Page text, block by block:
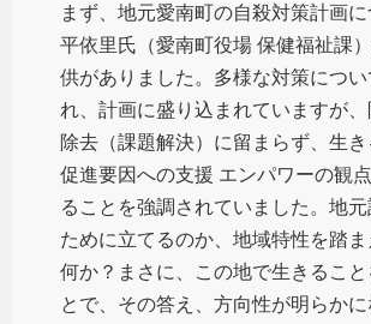
まず、地元愛南町の自殺対策計画
平依里氏（愛南町役場 保健福祉課
供がありました。多様な対策につい
れ、計画に盛り込まれていますが
除去（課題解決）に留まらず、生
促進要因への支援 エンパワーの観
ることを強調されていました。地
ために立てるのか、地域特性を踏
何か？まさに、この地で生きること
とで、その答え、方向性が明らかに